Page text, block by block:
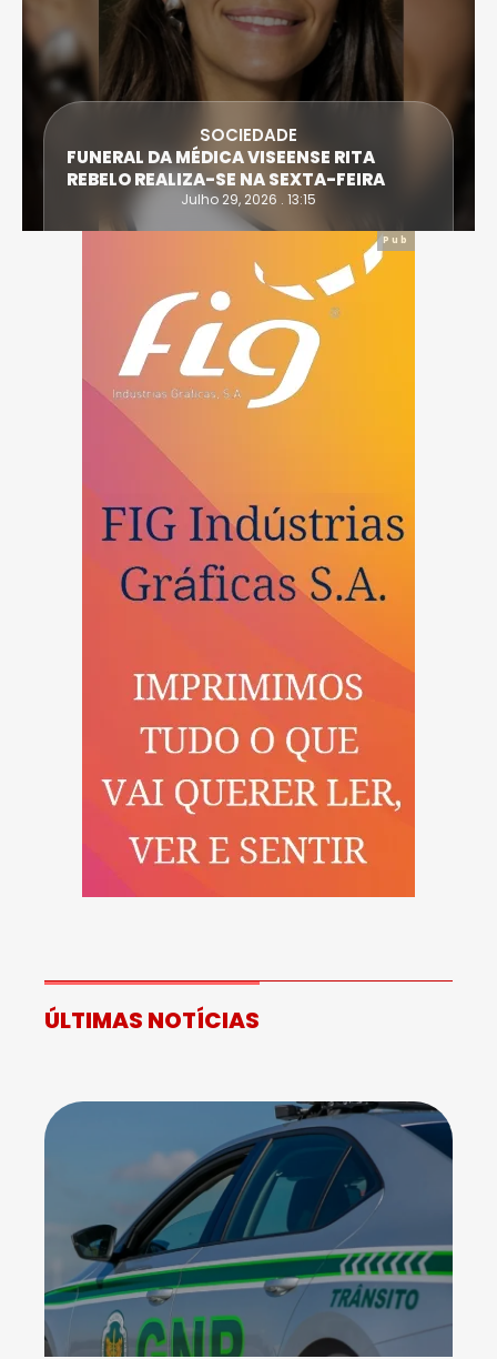
SOCIEDADE
FUNERAL DA MÉDICA VISEENSE RITA
REBELO REALIZA-SE NA SEXTA-FEIRA
Julho 29, 2026 . 13:15
Pub
ÚLTIMAS NOTÍCIAS